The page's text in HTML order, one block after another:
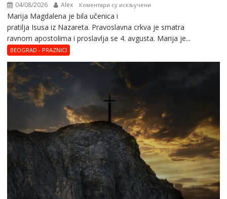
04/08/2026 Alex Коментари су искључени
Marija
Magdalena
Blaga
Marija Magdalena je bila učenica i
pratilja Isusa iz Nazareta. Pravoslavna crkva je smatra
ravnom apostolima i proslavlja se 4. avgusta. Marija je...
BEOGRAD - PRAZNICI